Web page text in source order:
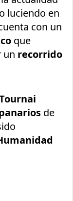
luciendo en
con un
que
un recorrido
de